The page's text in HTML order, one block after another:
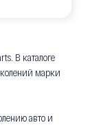
В каталоге
марки
авто и